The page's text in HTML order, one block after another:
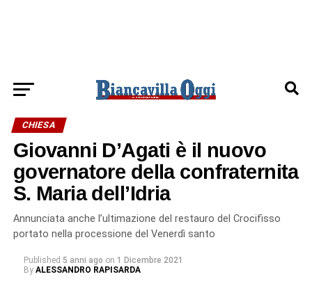
CHIESA
Giovanni D’Agati è il nuovo
governatore della confraternita
S. Maria dell’Idria
Annunciata anche l’ultimazione del restauro del Crocifisso
portato nella processione del Venerdì santo
Published 5 anni ago on 1 Dicembre 2021
By ALESSANDRO RAPISARDA